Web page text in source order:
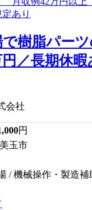
で樹脂パー
／長期休
会社
円
玉市
/ 機械操作・製造補